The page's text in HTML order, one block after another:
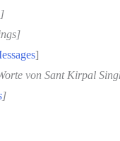
]
von Sant Kirpal
]